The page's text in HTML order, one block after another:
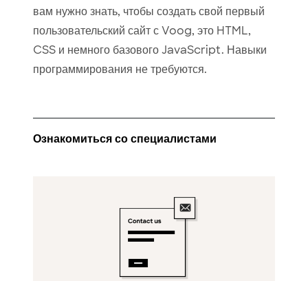
вам нужно знать, чтобы создать свой первый
пользовательский сайт с Voog, это HTML,
CSS и немного базового JavaScript. Навыки
программирования не требуются.
Ознакомиться со специалистами